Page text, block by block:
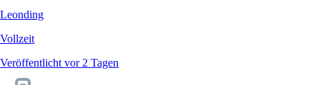
Leonding
Vollzeit
Veröffentlicht vor 2 Tagen